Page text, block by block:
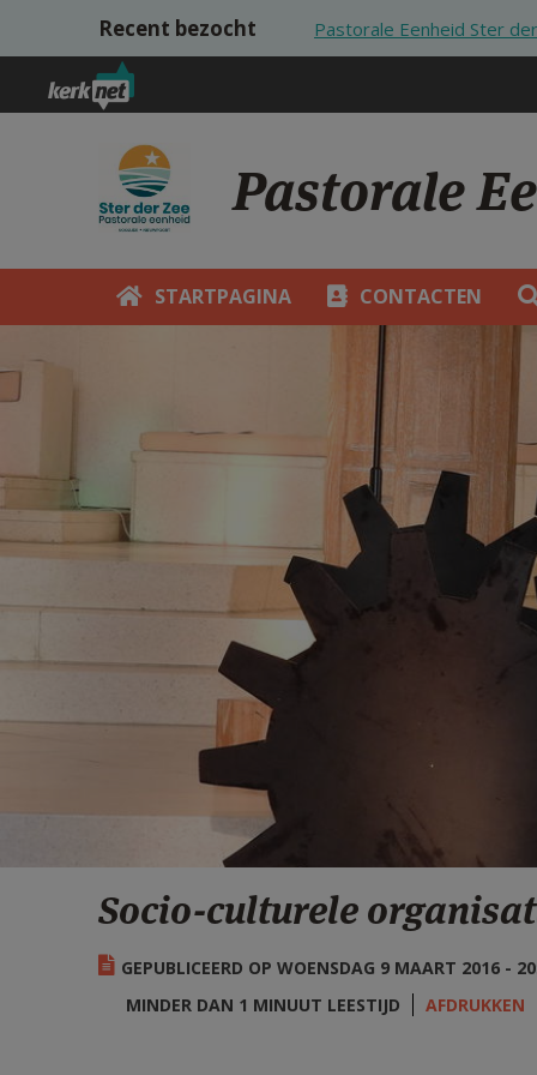
Overslaan en naar de inhoud gaan
Recent bezocht Pastorale Eenheid Ster
Pastorale
STARTPAGINA CONTACTEN
Socio-culturele
GEPUBLICEERD OP WOENSDAG 9 MAART 2016 -
MINDER DAN 1 MINUUT LEESTIJD
AFDRUKKEN